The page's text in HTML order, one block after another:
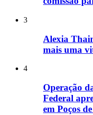
3
Alexia
mais uma
4
Operação
Federal
em Poços